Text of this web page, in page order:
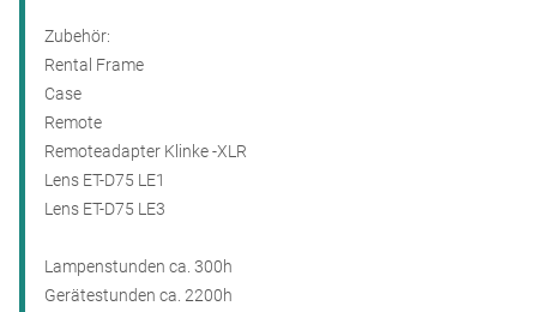
Zubehör:
Rental Frame
Case
Remote
Remoteadapter Klinke -XLR
Lens ET-D75 LE1
Lens ET-D75 LE3
Lampenstunden ca. 300h
Gerätestunden ca. 2200h